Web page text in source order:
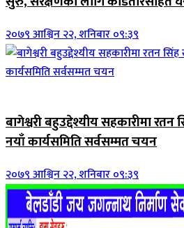
२०७९ आश्विन २२, शनिबार ०९:३९
बागेश्वरी बहुउद्देश्यीय सहकारीमा
नयाँ कार्यसमिति सर्वसम्मत चयन
२०७९ आश्विन २२, शनिबार ०९:३९